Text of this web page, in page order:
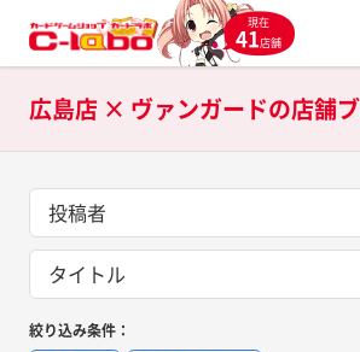
現在
41店舗
広島店 × ヴァンガードの店舗
投稿者
タイトル
絞り込み条件：